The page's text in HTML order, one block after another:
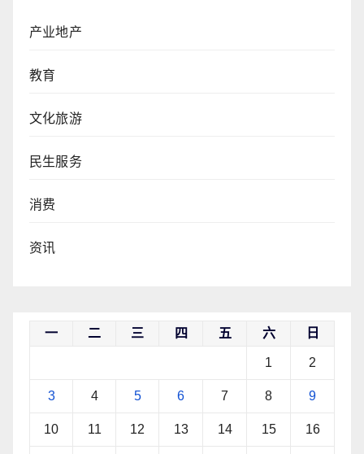
产业地产
教育
文化旅游
民生服务
消费
资讯
一 二 三 四 五 六 日
1 2
3 4 5 6 7 8 9
10 11 12 13 14 15 16